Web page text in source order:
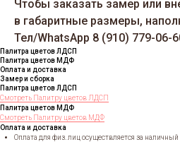
Чтобы заказать замер или
в габаритные размеры,
Тел/WhatsАрp 8 (910) 779-06-
Палитра цветов ЛДСП
Палитра цветов МДФ
Оплата и доставка
Замер и сборка
Палитра цветов ЛДСП
Смотреть Палитру цветов ЛДСП
Палитра цветов МДФ
Смотреть Палитру цветов МДФ
Оплата и доставка
Оплата для физ. лиц осуществляется за наличный